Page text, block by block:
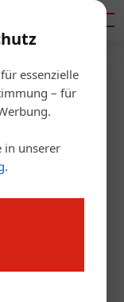
essenzielle
– für
in unserer
.
Fürst